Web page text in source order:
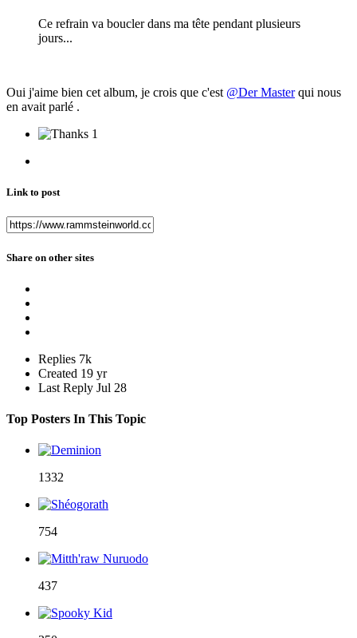
Ce refrain va boucler dans ma tête pendant plusieurs
jours...
Oui j'aime bien cet album, je crois que c'est @Der Masterqui nous
en avait parlé .
1
Link to post
Share on other sites
Replies 7k
Created 19 yr
Last Reply Jul 28
Top Posters In This Topic
1332
754
437